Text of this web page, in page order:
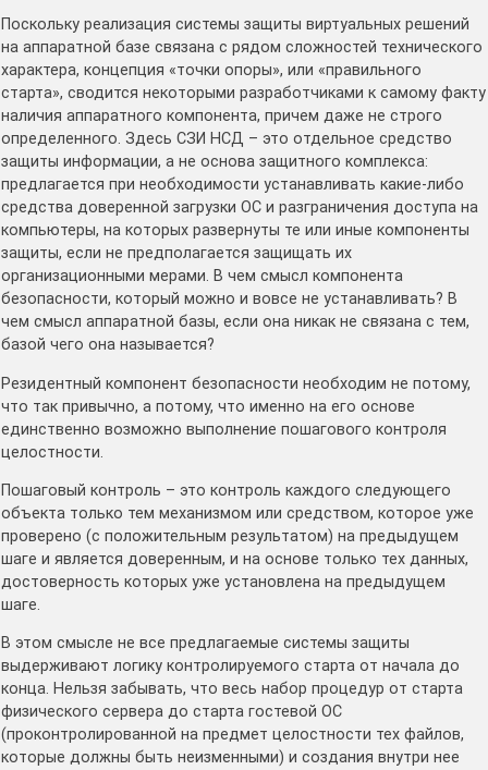
Поскольку реализация системы защиты виртуальных решений
на аппаратной базе связана с рядом сложностей технического
характера, концепция «точки опоры», или «правильного
старта», сводится некоторыми разработчиками к самому факту
наличия аппаратного компонента, причем даже не строго
определенного. Здесь СЗИ НСД – это отдельное средство
защиты информации, а не основа защитного комплекса:
предлагается при необходимости устанавливать какие-либо
средства доверенной загрузки ОС и разграничения доступа на
компьютеры, на которых развернуты те или иные компоненты
защиты, если не предполагается защищать их
организационными мерами. В чем смысл компонента
безопасности, который можно и вовсе не устанавливать? В
чем смысл аппаратной базы, если она никак не связана с тем,
базой чего она называется?
Резидентный компонент безопасности необходим не потому,
что так привычно, а потому, что именно на его основе
единственно возможно выполнение пошагового контроля
целостности.
Пошаговый контроль – это контроль каждого следующего
объекта только тем механизмом или средством, которое уже
проверено (с положительным результатом) на предыдущем
шаге и является доверенным, и на основе только тех данных,
достоверность которых уже установлена на предыдущем
шаге.
В этом смысле не все предлагаемые системы защиты
выдерживают логику контролируемого старта от начала до
конца. Нельзя забывать, что весь набор процедур от старта
физического сервера до старта гостевой ОС
(проконтролированной на предмет целостности тех файлов,
которые должны быть неизменными) и создания внутри нее